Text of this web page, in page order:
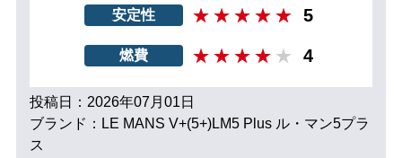
安定性 5
燃費 4
投稿日：2026年07月01日
ブランド：LE MANS V+(5+)LM5 Plus ル・マン5プラ
ス